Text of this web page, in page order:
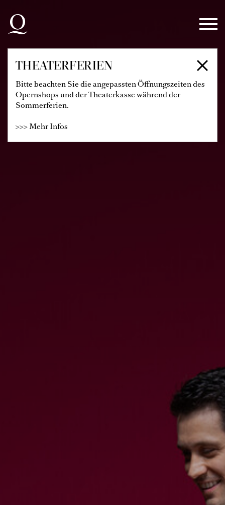
Zur Hauptnavigation springen
Zum Hauptinhalt springen
Zum Footer springen
THEATERFERIEN
Bitte beachten Sie die angepassten Öffnungszeiten des
Opernshops und der Theaterkasse während der
Sommerferien.
>>> Mehr Infos